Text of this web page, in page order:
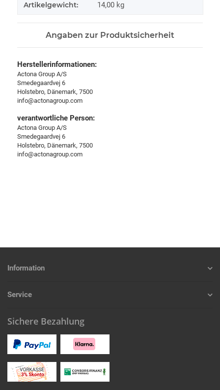
Artikelgewicht: 14,00 kg
Angaben zur Produktsicherheit
Herstellerinformationen:
Actona Group A/S
Smedegaardvej 6
Holstebro, Dänemark, 7500
info@actonagroup.com
verantwortliche Person:
Actona Group A/S
Smedegaardvej 6
Holstebro, Dänemark, 7500
info@actonagroup.com
Information
Service
Sichere Bezahlung